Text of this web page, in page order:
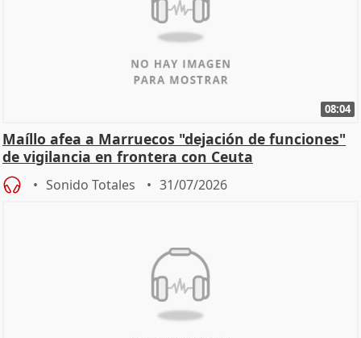
08:04
Maíllo afea a Marruecos "dejación de funciones"
de vigilancia en frontera con Ceuta
Sonido Totales 31/07/2026